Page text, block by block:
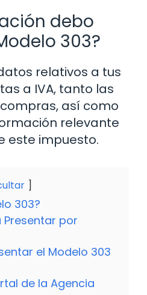
debo
303?
relativos a tus
a IVA, tanto las
así como
relevante
este impuesto.
303?
Presentar por
el Modelo 303
de la Agencia